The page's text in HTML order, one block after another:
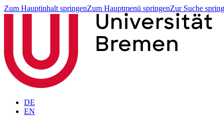
Zum Hauptinhalt springenZum Hauptmenü springenZur Suche
DE
EN